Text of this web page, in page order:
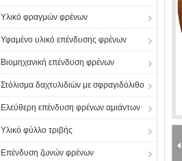
Υλικό φραγμών φρένων
Υφαμένο υλικό επένδυσης φρένων
Βιομηχανική επένδυση φρένων
Στόλισμα δαχτυλιδιών με σφραγιδόλιθο
Ελεύθερη επένδυση φρένων αμιάντων
Υλικό φύλλο τριβής
Επένδυση ζωνών φρένων